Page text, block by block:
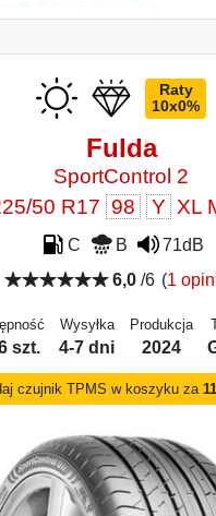
Raty
10x0%
Fulda
SportControl 2
50 R17 98 Y XL
C B
71dB
6,0/6 (1
szt.
Wysyłka
4-7 dni
Produkcja
2024
czujnik TPMS w koszyku za